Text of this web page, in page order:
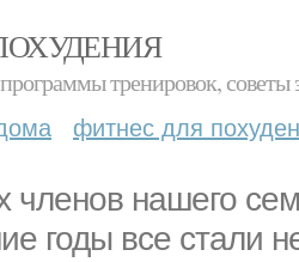
тренировок, советы
фитнес для
членов нашего
годы все стали